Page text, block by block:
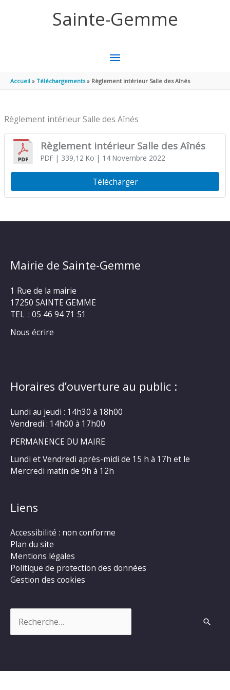
Sainte-Gemme
MENU
PRINCIPAL
Accueil Téléchargements Règlement intérieur Salle des Aînés
Règlement intérieur Salle des Aînés
Règlement intérieur Salle des Aînés
PDF| 339,12 Ko | 14 Novembre 2022
Télécharger
Mairie de Sainte-Gemme
1 Rue de la mairie
17250 SAINTE GEMME
TEL : 05 46 94 71 51
Nous écrire
Horaires d’ouverture au public :
Lundi au jeudi : 14h30 à 18h00
Vendredi : 14h00 à 17h00
PERMANENCE DU MAIRE
Lundi et Vendredi après-midi de 15 h à 17h et le
Mercredi matin de 9h à 12h
Liens
Accessibilité : non conforme
Plan du site
Mentions légales
Politique de protection des données
Gestion des cookies